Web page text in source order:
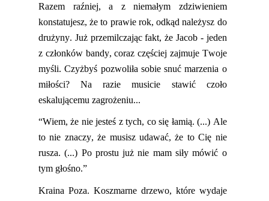
Razem raźniej, a z niemałym zdziwieniem
konstatujesz, że to prawie rok, odkąd należysz do
drużyny. Już przemilczając fakt, żeJacob - jeden
z członków bandy, coraz częściej zajmuje Twoje
myśli. Czyżbyś pozwoliła sobiesnuć marzenia o
miłości? Na razie musicie stawić czoło
eskalującemu zagrożeniu...
“Wiem, że nie jesteś z tych, co się łamią. (...) Ale
to nie znaczy, że musisz udawać, że to Cię nie
rusza. (...) Po prostu już nie mam siły mówić o
tym głośno.”
Kraina Poza. Koszmarne drzewo, które wydaje